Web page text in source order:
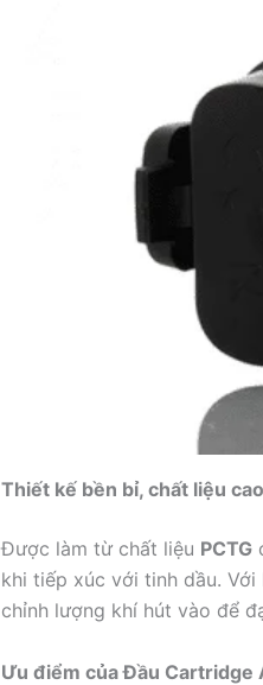
Thiết kế bền bỉ, chất liệu
Được làm từ chất liệu PCTG
khi tiếp xúc với tinh dầu. Với
chỉnh lượng khí hút vào để
Ưu điểm của Đầu Cartridge